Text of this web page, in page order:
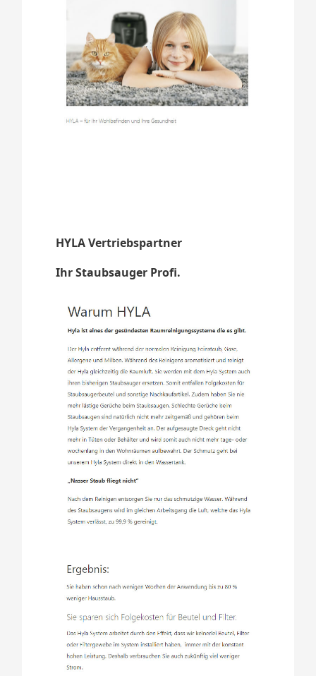
HYLA Vertriebspartner
Ihr Staubsauger Profi.